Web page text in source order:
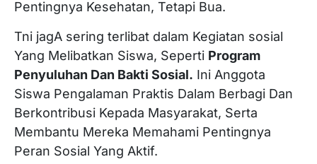
Pentingnya Kesehatan, Tetapi Bua.
Tni jagA sering terlibat dalam Kegiatan sosial
Yang Melibatkan Siswa, Seperti Program
Penyuluhan Dan Bakti Sosial. Ini Anggota
Siswa Pengalaman Praktis Dalam Berbagi Dan
Berkontribusi Kepada Masyarakat, Serta
Membantu Mereka Memahami Pentingnya
Peran Sosial Yang Aktif.